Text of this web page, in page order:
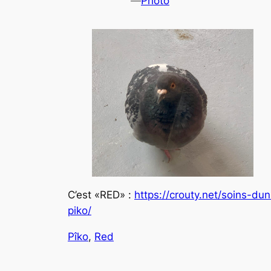
C’est «RED» : https://crouty.net/soins-
piko/
Pîko, Red